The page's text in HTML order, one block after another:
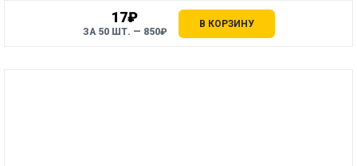
17₽
ЗА 50 ШТ. — 850₽
В КОРЗИНУ